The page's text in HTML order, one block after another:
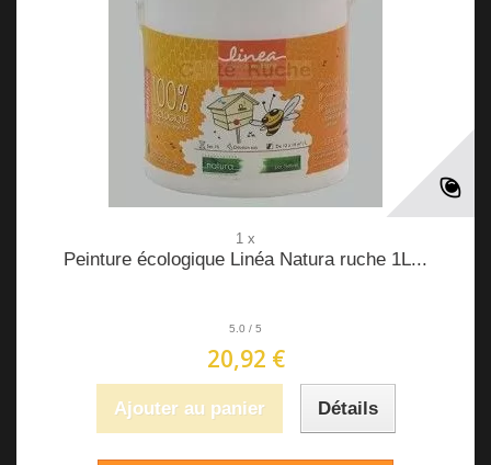
1 x
Peinture écologique Linéa Natura ruche 1L...
5.0 / 5
20,92 €
Ajouter au panier Détails